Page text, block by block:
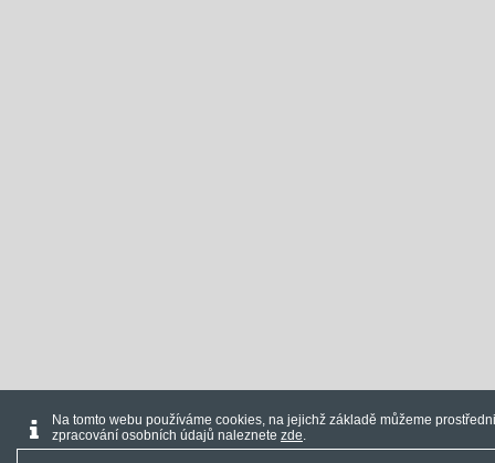
Na tomto webu používáme cookies, na jejichž základě můžeme
zpracování osobních údajů naleznete zde.